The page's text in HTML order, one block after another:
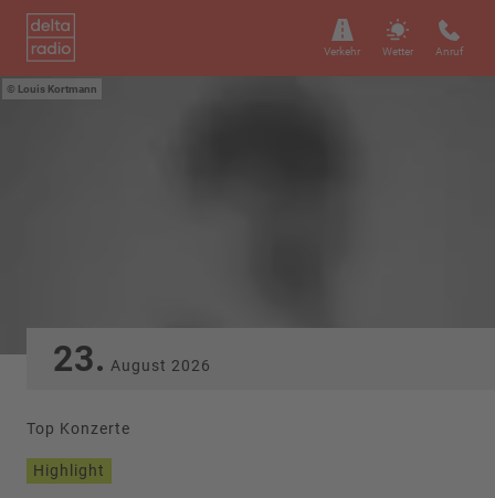
Verkehr Wetter Anruf
Louis Kortmann
23. August 2026
Top Konzerte
Highlight